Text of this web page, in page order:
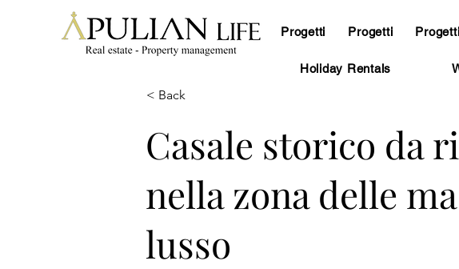
< Back
Casale storico da
nella zona delle
lusso
Progetti Progetti Progetti
Holiday Rentals